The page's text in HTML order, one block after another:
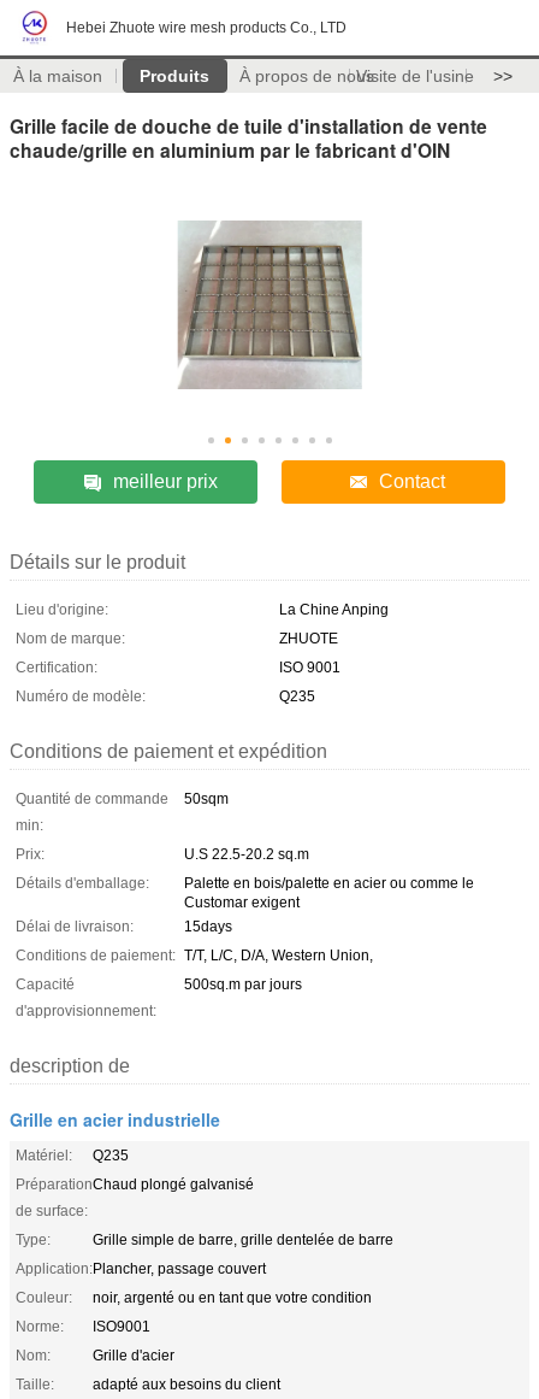
Hebei Zhuote wire mesh products Co., LTD
À la maison Produits À propos de nousVisite de l'usine >>
Grille facile de douche de tuile d'installation de vente
chaude/grille en aluminium par le fabricant d'OIN
meilleur prix Contact
Détails sur le produit
Lieu d'origine:
La Chine Anping
Nom de marque:
ZHUOTE
Certification:
ISO 9001
Numéro de modèle:
Q235
Conditions de paiement et expédition
Quantité de commande
min:
50sqm
Prix:
U.S 22.5-20.2 sq.m
Détails d'emballage:
Palette en bois/palette en acier ou comme le
Customar exigent
Délai de livraison:
15days
Conditions de paiement: T/T, L/C, D/A, Western Union,
Capacité
d'approvisionnement:
500sq.m par jours
description de
Grille en acier industrielle
Matériel:
Q235
Préparation
de surface:
Chaud plongé galvanisé
Type:
Grille simple de barre, grille dentelée de barre
Application:Plancher, passage couvert
Couleur:
noir, argenté ou en tant que votre condition
Norme:
ISO9001
Nom:
Grille d'acier
Taille:
adapté aux besoins du client